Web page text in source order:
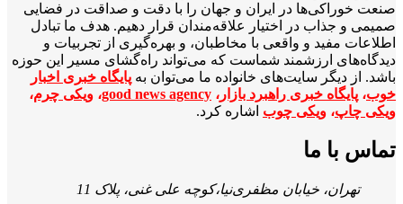
صنعت خوراکی‌ها در ایران و جهان را با دقت و صداقت در فضایی
صمیمی و جذاب در اختیار علاقه‌مندان قرار دهیم. هدف ما تبادل
اطلاعات مفید و واقعی با مخاطبان، و بهره‌گیری از تجربیات و
دیدگاه‌های ارزشمند شماست که می‌تواند راه‌گشای مسیر این حوزه
باشد. از دیگر سایت‌های خانواده ما می‌توان به پایگاه خبری اخبار
خوب، پایگاه خبری راهبرد بازار ، good news agency، ویکی چرم،
ویکی چاپ، ویکی چوب اشاره کرد.
تماس با ما
تهران، خیابان مظفری‌نیا،کوچه علی غنی، پلاک 11